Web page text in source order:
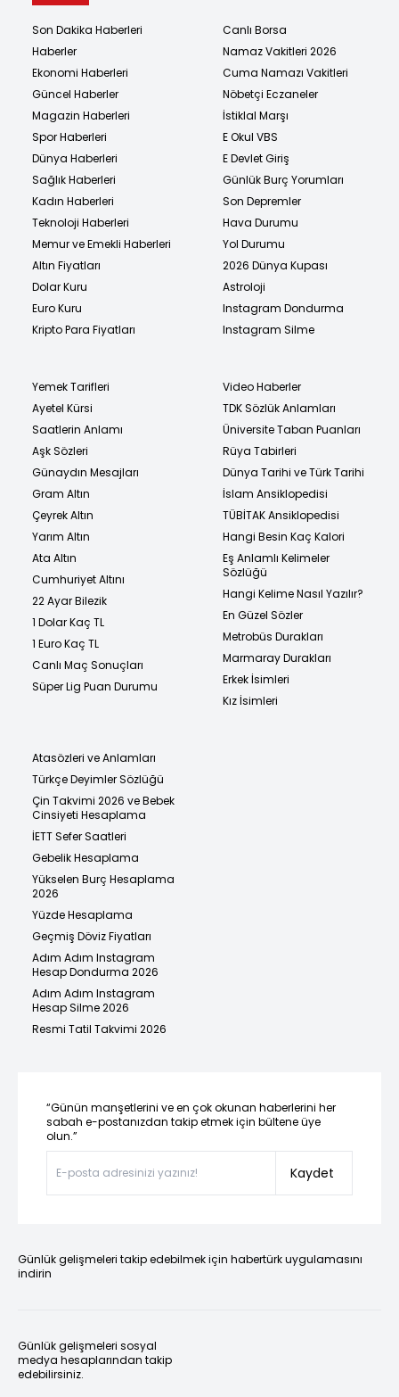
Son Dakika Haberleri
Haberler
Ekonomi Haberleri
Güncel Haberler
Magazin Haberleri
Spor Haberleri
Dünya Haberleri
Sağlık Haberleri
Kadın Haberleri
Teknoloji Haberleri
Memur ve Emekli Haberleri
Altın Fiyatları
Dolar Kuru
Euro Kuru
Kripto Para Fiyatları
Canlı Borsa
Namaz Vakitleri 2026
Cuma Namazı Vakitleri
Nöbetçi Eczaneler
İstiklal Marşı
E Okul VBS
E Devlet Giriş
Günlük Burç Yorumları
Son Depremler
Hava Durumu
Yol Durumu
2026 Dünya Kupası
Astroloji
Instagram Dondurma
Instagram Silme
Yemek Tarifleri
Ayetel Kürsi
Saatlerin Anlamı
Aşk Sözleri
Günaydın Mesajları
Gram Altın
Çeyrek Altın
Yarım Altın
Ata Altın
Cumhuriyet Altını
22 Ayar Bilezik
1 Dolar Kaç TL
1 Euro Kaç TL
Canlı Maç Sonuçları
Süper Lig Puan Durumu
Video Haberler
TDK Sözlük Anlamları
Üniversite Taban Puanları
Rüya Tabirleri
Dünya Tarihi ve Türk Tarihi
İslam Ansiklopedisi
TÜBİTAK Ansiklopedisi
Hangi Besin Kaç Kalori
Eş Anlamlı Kelimeler
Sözlüğü
Hangi Kelime Nasıl Yazılır?
En Güzel Sözler
Metrobüs Durakları
Marmaray Durakları
Erkek İsimleri
Kız İsimleri
Atasözleri ve Anlamları
Türkçe Deyimler Sözlüğü
Çin Takvimi 2026 ve Bebek
Cinsiyeti Hesaplama
İETT Sefer Saatleri
Gebelik Hesaplama
Yükselen Burç Hesaplama
2026
Yüzde Hesaplama
Geçmiş Döviz Fiyatları
Adım Adım Instagram
Hesap Dondurma 2026
Adım Adım Instagram
Hesap Silme 2026
Resmi Tatil Takvimi 2026
“Günün manşetlerini ve en çok okunan haberlerini her
sabah e-postanızdan takip etmek için bültene üye
olun.”
Kaydet
Günlük gelişmeleri takip edebilmek için habertürk uygulamasını
indirin
Günlük gelişmeleri sosyal
medya hesaplarından takip
edebilirsiniz.